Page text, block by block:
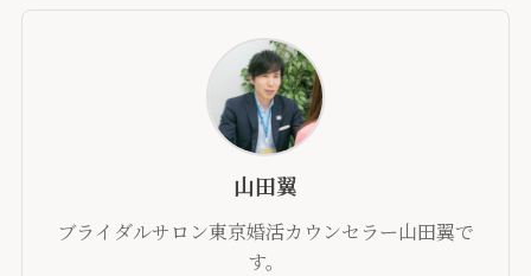
山田翼
ブライダルサロン東京婚活カウンセラー山田翼で
す。